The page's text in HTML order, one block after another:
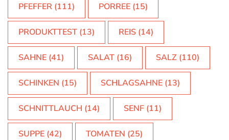
PFEFFER (111) PORREE (15)
PRODUKTTEST (13) REIS (14)
SAHNE (41) SALAT (16) SALZ (110)
SCHINKEN (15) SCHLAGSAHNE (13)
SCHNITTLAUCH (14) SENF (11)
SUPPE (42) TOMATEN (25)